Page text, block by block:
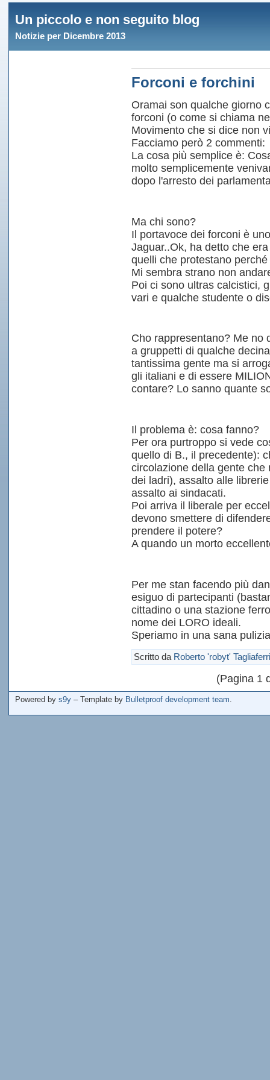
Un piccolo e non seguito blog
Notizie per Dicembre 2013
Forconi e forchini
Oramai son qualche giorno
forconi (o come si chiama
Movimento che si dice non
Facciamo però 2 commenti:
La cosa più semplice è:
molto semplicemente
dopo l'arresto dei
Ma chi sono?
Il portavoce dei forconi è
Jaguar..Ok, ha detto che
quelli che protestano
Mi sembra strano non
Poi ci sono ultras calcistici,
vari e qualche studente o
Cho rappresentano? Me no
a gruppetti di qualche
tantissima gente ma si
gli italiani e di essere
contare? Lo sanno quante
Il problema è: cosa fanno?
Per ora purtroppo si vede
quello di B., il precedente):
circolazione della gente
dei ladri), assalto alle
assalto ai sindacati.
Poi arriva il liberale per
devono smettere di
prendere il potere?
A quando un morto
Per me stan facendo più
esiguo di partecipanti
cittadino o una stazione
nome dei LORO ideali.
Speriamo in una sana pulizia
Scritto da Roberto 'robyt' Tagliaferri
(Pagina 1
Powered by s9y – Template by Bulletproof development team.